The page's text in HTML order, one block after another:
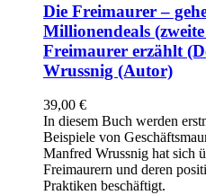
Die Freimaurer –
Millionendeals
Freimaurer erzählt
Wrussnig (Autor)
39,00 €
In diesem Buch werden
Beispiele von
Manfred Wrussnig hat sich
Freimaurern und deren
Praktiken beschäftigt.